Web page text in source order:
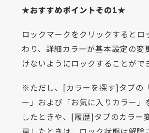
★おすすめポイントその1★
ロックマークをクリックするとロ
わり、詳細カラーが基本設定の変
けないようにロックすることがで
※ただし、[カラーを探す]タブの
ー」および「お気に入りカラー」
したときや、[履歴]タブのカラー